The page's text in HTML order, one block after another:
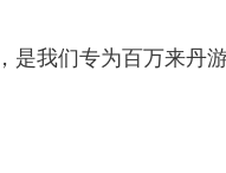
我们专为百万来丹